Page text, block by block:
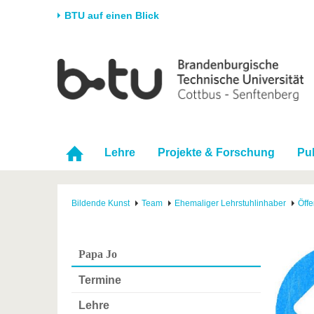
BTU auf einen Blick
Universität
Karriere & Engagement
Partnerschaften &
Strukturwandel
Forschung
Förderung
Wissenschaftlicher
Nachwuchs
Im
Lehre Projekte & Forschung
Bildende Kunst Team Ehemaliger Lehrstuhlinhaber
Papa Jo
Termine
Lehre